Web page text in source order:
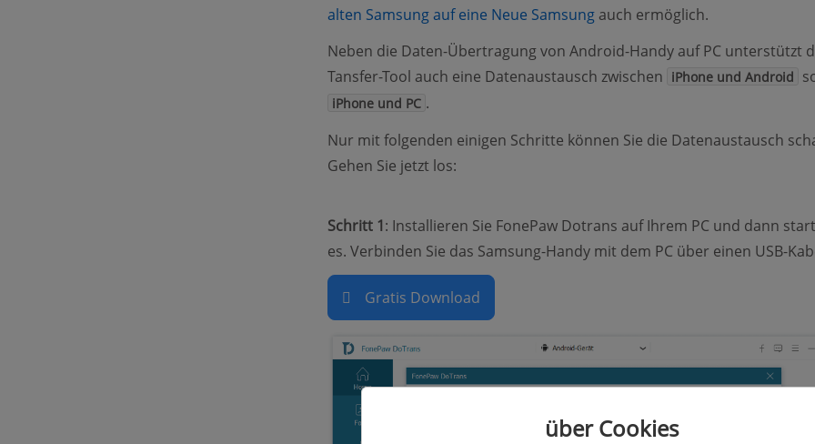
alten Samsung auf eine Neue Samsung (opens new window)
auch ermöglich.
Neben die Daten-Übertragung von Android-Handy auf PC unterstützt
Tansfer-Tool auch eine Datenaustausch zwischen iPhone und Android
iPhone und PC .
Nur mit folgenden einigen Schritte können Sie die Datenaustausch
Gehen Sie jetzt los:
Schritt 1: Installieren Sie FonePaw Dotrans auf Ihrem PC und dann
es. Verbinden Sie das Samsung-Handy mit dem PC über einen USB-
Gratis Download
über Cookies